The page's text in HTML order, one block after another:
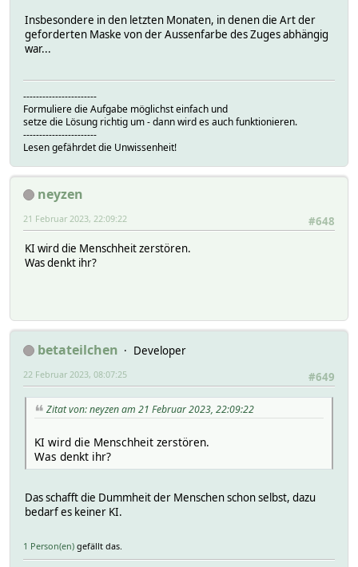
Insbesondere in den letzten Monaten, in denen die Art der
geforderten Maske von der Aussenfarbe des Zuges abhängig
war...
-----------------------
Formuliere die Aufgabe möglichst einfach und
setze die Lösung richtig um - dann wird es auch funktionieren.
-----------------------
Lesen gefährdet die Unwissenheit!
neyzen
#648
21 Februar 2023, 22:09:22
KI wird die Menschheit zerstören.
Was denkt ihr?
betateilchen
Developer
#649
22 Februar 2023, 08:07:25
Zitat von: neyzen am 21 Februar 2023, 22:09:22
KI wird die Menschheit zerstören.
Was denkt ihr?
Das schafft die Dummheit der Menschen schon selbst, dazu
bedarf es keiner KI.
1 Person(en) gefällt das.